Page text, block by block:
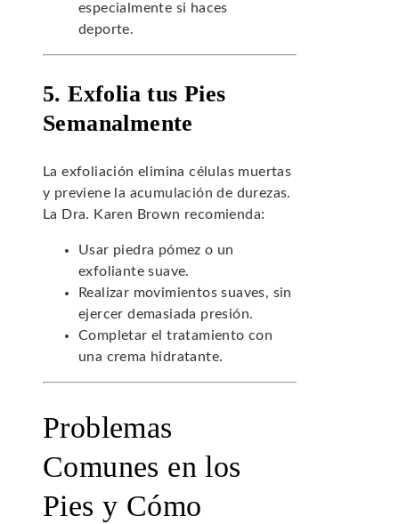
especialmente si haces
deporte.
5. Exfolia tus Pies
Semanalmente
La exfoliación elimina células muertas
y previene la acumulación de durezas.
La Dra. Karen Brown recomienda:
Usar piedra pómez o un
exfoliante suave.
Realizar movimientos suaves, sin
ejercer demasiada presión.
Completar el tratamiento con
una crema hidratante.
Problemas
Comunes en los
Pies y Cómo